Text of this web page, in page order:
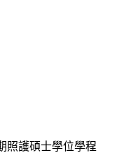
照護碩士學位學程